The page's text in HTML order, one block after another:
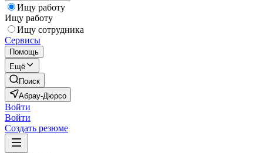
Ищу работу
Ищу работу
Ищу сотрудника
Сервисы
Помощь
Ещё
Поиск
Абрау-Дюрсо
Войти
Войти
Создать резюме